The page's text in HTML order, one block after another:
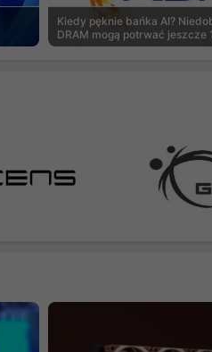
Kiedy pęknie bańka AI?
DRAM mogą potrwać jeszcze